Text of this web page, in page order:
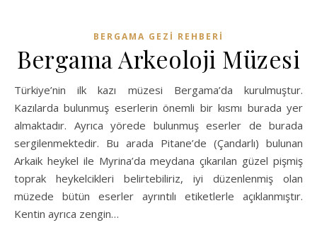
BERGAMA GEZI REHBERI
Bergama Arkeoloji Müzesi
Türkiye’nin ilk kazı müzesi Bergama’da kurulmuştur.
Kazılarda bulunmuş eserlerin önemli bir kısmı burada yer
almaktadır. Ayrıca yörede bulunmuş eserler de burada
sergilenmektedir. Bu arada Pitane’de (Çandarlı) bulunan
Arkaik heykel ile Myrina’da meydana çıkarılan güzel pişmiş
toprak heykelcikleri belirtebiliriz, iyi düzenlenmiş olan
müzede bütün eserler ayrıntılı etiketlerle açıklanmıştır.
Kentin ayrıca zengin…